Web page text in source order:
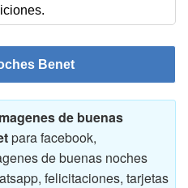
Benet
de buenas
para facebook,
de buenas noches
felicitaciones, tarjetas